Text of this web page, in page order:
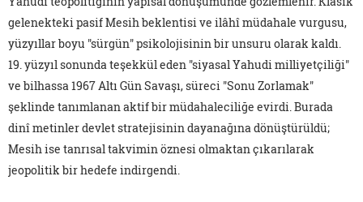
gelenekteki pasif Mesih beklentisi ve ilâhî müdahale vurgusu,
yüzyıllar boyu "sürgün" psikolojisinin bir unsuru olarak kaldı.
19. yüzyıl sonunda teşekkül eden "siyasal Yahudi milliyetçiliği"
ve bilhassa 1967 Altı Gün Savaşı, süreci "Sonu Zorlamak"
şeklinde tanımlanan aktif bir müdahaleciliğe evirdi. Burada
dinî metinler devlet stratejisinin dayanağına dönüştürüldü;
Mesih ise tanrısal takvimin öznesi olmaktan çıkarılarak
jeopolitik bir hedefe indirgendi.